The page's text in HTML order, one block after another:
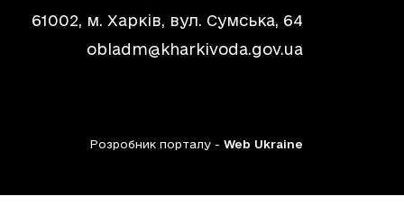
61002, м. Харків, вул. Сумська, 64
obladm@kharkivoda.gov.ua
Розробник порталу - Web Ukraine